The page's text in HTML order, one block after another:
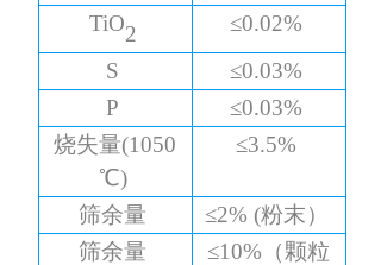
TiO2
≤0.02%
S
≤0.03%
P
≤0.03%
烧失量(1050
℃)
≤3.5%
筛余量
≤2% (粉末）
筛余量
≤10%（颗粒